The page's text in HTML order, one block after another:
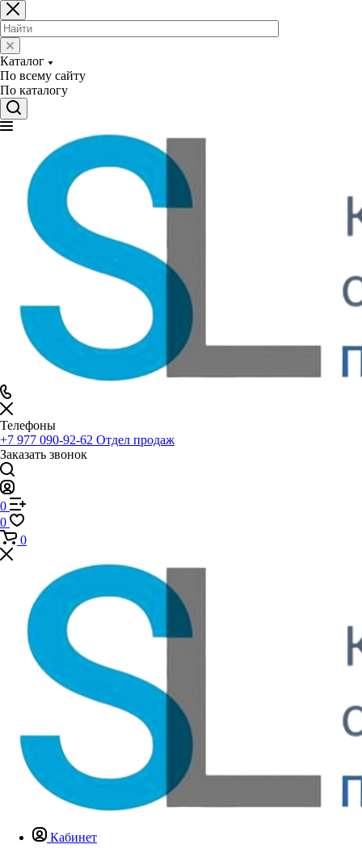
Каталог
По всему сайту
По каталогу
Телефоны
+7 977 090-92-62 Отдел продаж
Заказать звонок
0
0
0
Кабинет